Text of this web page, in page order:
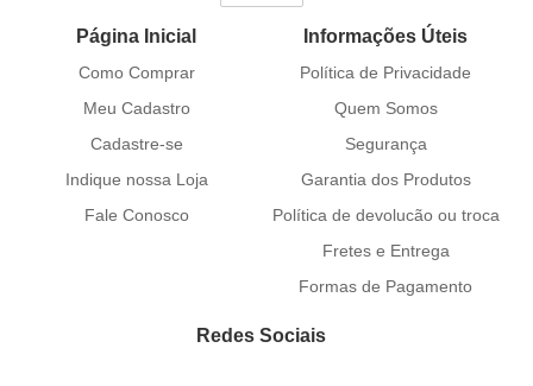
Página Inicial
Como Comprar
Meu Cadastro
Cadastre-se
Indique nossa Loja
Fale Conosco
Informações Úteis
Política de Privacidade
Quem Somos
Segurança
Garantia dos Produtos
Política de devolucão ou troca
Fretes e Entrega
Formas de Pagamento
Redes Sociais